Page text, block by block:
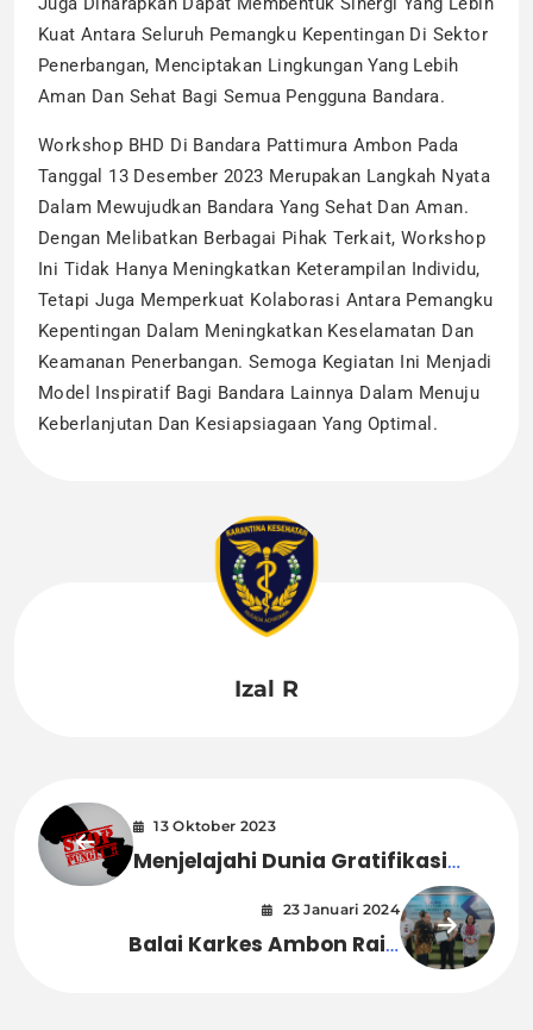
Kuat Antara Seluruh Pemangku Kepentingan Di Sektor
Penerbangan, Menciptakan Lingkungan Yang Lebih
Aman Dan Sehat Bagi Semua Pengguna Bandara.
Workshop BHD Di Bandara Pattimura Ambon Pada
Tanggal 13 Desember 2023 Merupakan Langkah Nyata
Dalam Mewujudkan Bandara Yang Sehat Dan Aman.
Dengan Melibatkan Berbagai Pihak Terkait, Workshop
Ini Tidak Hanya Meningkatkan Keterampilan Individu,
Tetapi Juga Memperkuat Kolaborasi Antara Pemangku
Kepentingan Dalam Meningkatkan Keselamatan Dan
Keamanan Penerbangan. Semoga Kegiatan Ini Menjadi
Model Inspiratif Bagi Bandara Lainnya Dalam Menuju
Keberlanjutan Dan Kesiapsiagaan Yang Optimal.
Izal R
13 Oktober 2023
Menjelajahi Dunia Gratifikasi
Pungli: Dampak dan Upaya
Penanggulangannya
23 Januari 2024
Balai Karkes Ambon Raih